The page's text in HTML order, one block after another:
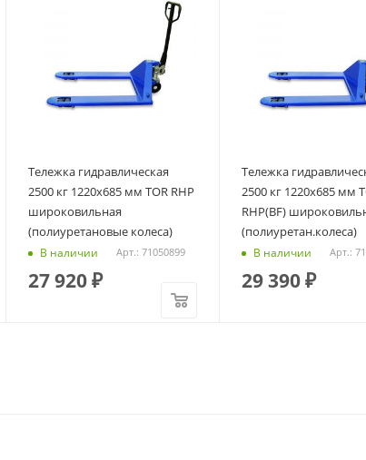
Тележка гидравлическая
2500 кг 1220х685 мм TOR RHP
широковильная
(полиуретановые колеса)
В наличии Арт.: 71050899
27 920₽
Тележка
2500 кг 1220х685 мм
RHP(BF)
(полиуретан.колеса)
В наличии Арт.:
29 390₽